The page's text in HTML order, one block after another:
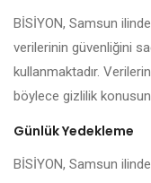
BİSİYON, Samsun
verilerinin güvenliğini
kullanmaktadır.
böylece gizlilik
Günlük Yedekleme
BİSİYON, Samsun